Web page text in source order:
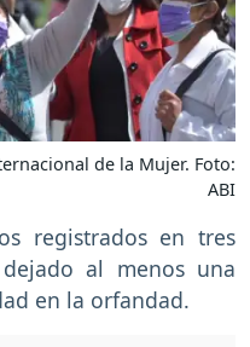
de la Mujer. Foto:
ABI
registrados en tres
al menos una
en la orfandad.